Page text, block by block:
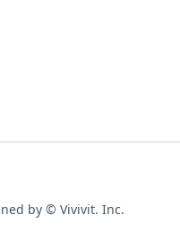
by © Vivivit. Inc.